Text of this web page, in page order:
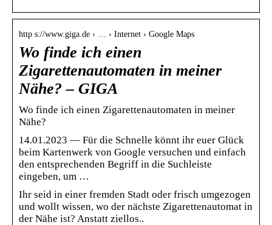
http s://www.giga.de › … › Internet › Google Maps
Wo finde ich einen
Zigarettenautomaten in meiner
Nähe? – GIGA
Wo finde ich einen Zigarettenautomaten in meiner
Nähe?
14.01.2023 — Für die Schnelle könnt ihr euer Glück
beim Kartenwerk von Google versuchen und einfach
den entsprechenden Begriff in die Suchleiste
eingeben, um …
Ihr seid in einer fremden Stadt oder frisch umgezogen
und wollt wissen, wo der nächste Zigarettenautomat in
der Nähe ist? Anstatt ziellos..